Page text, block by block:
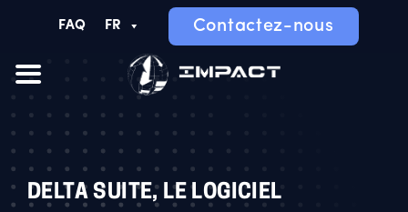
FAQ FR Contactez-nous
DELTA SUITE, LE LOGICIEL